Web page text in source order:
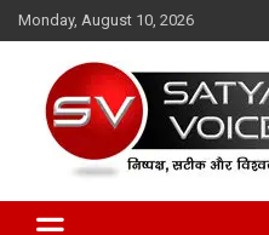
Skip
to
Monday, August 10, 2026
Satya Voice